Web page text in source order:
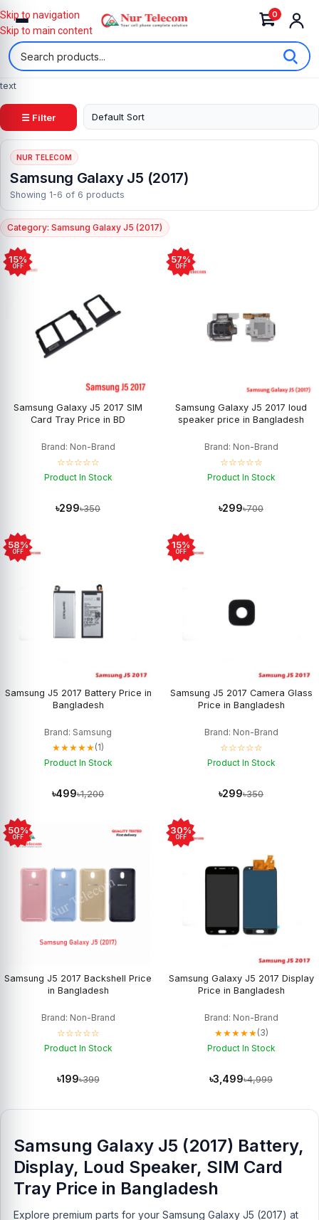
0
Skip to navigation
Skip to main content
text
☰ Filter
NUR TELECOM
Samsung Galaxy J5 (2017)
Showing 1-6 of 6 products
Category: Samsung Galaxy J5 (2017)
15%
OFF
Samsung Galaxy J5 2017 SIM
Card Tray Price in BD
Brand: Non-Brand
☆☆☆☆☆
Product In Stock
৳299৳350
57%
OFF
Samsung Galaxy J5 2017 loud
speaker price in Bangladesh
Brand: Non-Brand
☆☆☆☆☆
Product In Stock
৳299৳700
58%
OFF
Samsung J5 2017 Battery Price in
Bangladesh
Brand: Samsung
★★★★★(1)
Product In Stock
৳499৳1,200
15%
OFF
Samsung J5 2017 Camera Glass
Price in Bangladesh
Brand: Non-Brand
☆☆☆☆☆
Product In Stock
৳299৳350
50%
OFF
Samsung J5 2017 Backshell Price
in Bangladesh
Brand: Non-Brand
☆☆☆☆☆
Product In Stock
৳199৳399
30%
OFF
Samsung Galaxy J5 2017 Display
Price in Bangladesh
Brand: Non-Brand
★★★★★(3)
Product In Stock
৳3,499৳4,999
Samsung Galaxy J5 (2017) Battery,
Display, Loud Speaker, SIM Card
Tray Price in Bangladesh
Explore premium parts for your Samsung Galaxy J5 (2017) at